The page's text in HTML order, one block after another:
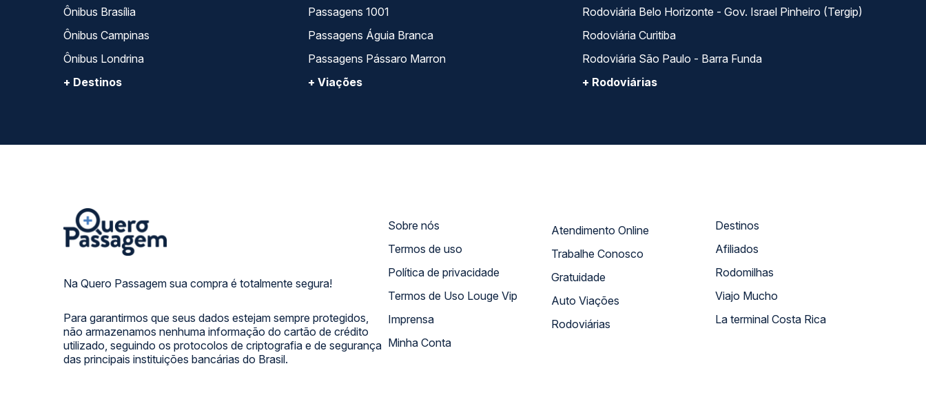
Ônibus Brasília
Ônibus Campinas
Ônibus Londrina
+ Destinos
Passagens 1001
Passagens Águia Branca
Passagens Pássaro Marron
+ Viações
Rodoviária Belo Horizonte - Gov. Israel Pinheiro (Tergip)
Rodoviária Curitiba
Rodoviária São Paulo - Barra Funda
+ Rodoviárias
Na Quero Passagem sua compra é totalmente segura!
Para garantirmos que seus dados estejam sempre protegidos,
não armazenamos nenhuma informação do cartão de crédito
utilizado, seguindo os protocolos de criptografia e de segurança
das principais instituições bancárias do Brasil.
Sobre nós
Termos de uso
Política de privacidade
Termos de Uso Louge Vip
Imprensa
Minha Conta
Atendimento Online
Trabalhe Conosco
Gratuidade
Auto Viações
Rodoviárias
Destinos
Afiliados
Rodomilhas
Viajo Mucho
La terminal Costa Rica